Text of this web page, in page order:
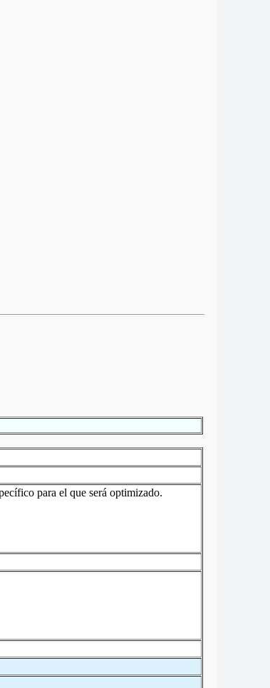
para el que será optimizado.